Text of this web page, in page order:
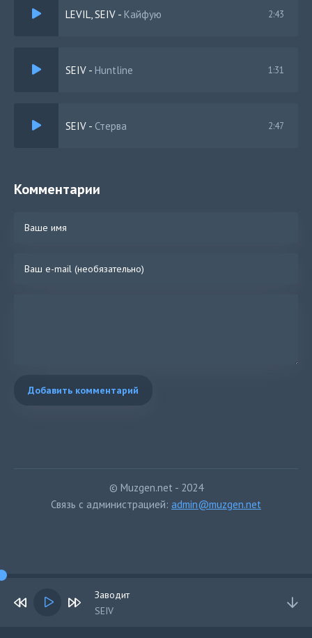
LEVIL, SEIV - Кайфую 2:43
SEIV - Huntline 1:31
SEIV - Стерва 2:47
Комментарии
Добавить комментарий
© Muzgen.net - 2024
Связь с администрацией: admin@muzgen.net
Заводит
SEIV